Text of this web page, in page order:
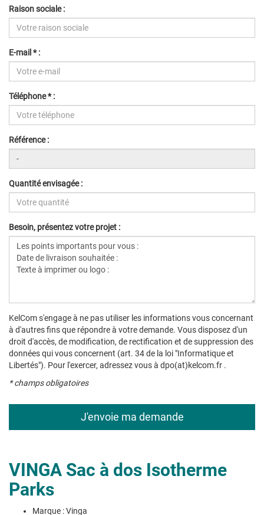
Raison sociale :
E-mail * :
Téléphone * :
Référence :
Quantité envisagée :
Besoin, présentez votre projet :
KelCom s'engage à ne pas utiliser les informations vous concernant
à d'autres fins que répondre à votre demande. Vous disposez d'un
droit d'accès, de modification, de rectification et de suppression des
données qui vous concernent (art. 34 de la loi "Informatique et
Libertés"). Pour l'exercer, adressez vous à dpo(at)kelcom.fr .
* champs obligatoires
VINGA Sac à dos Isotherme
Parks
Marque : Vinga